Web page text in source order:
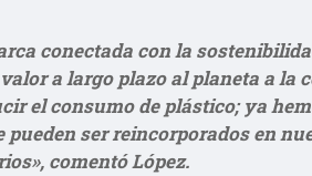
conectada con la
a largo plazo al planeta a la
el consumo de plástico; ya
pueden ser reincorporados en
comentó López.